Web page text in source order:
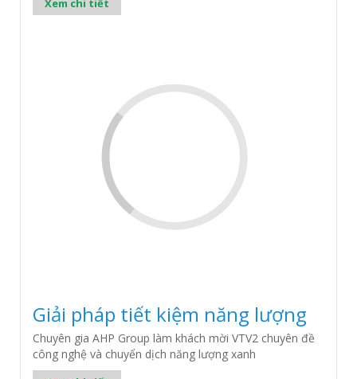
Giải pháp tiết kiệm năng lượng
Chuyên gia AHP Group làm khách mời VTV2 chuyên đề
công nghệ và chuyển dịch năng lượng xanh